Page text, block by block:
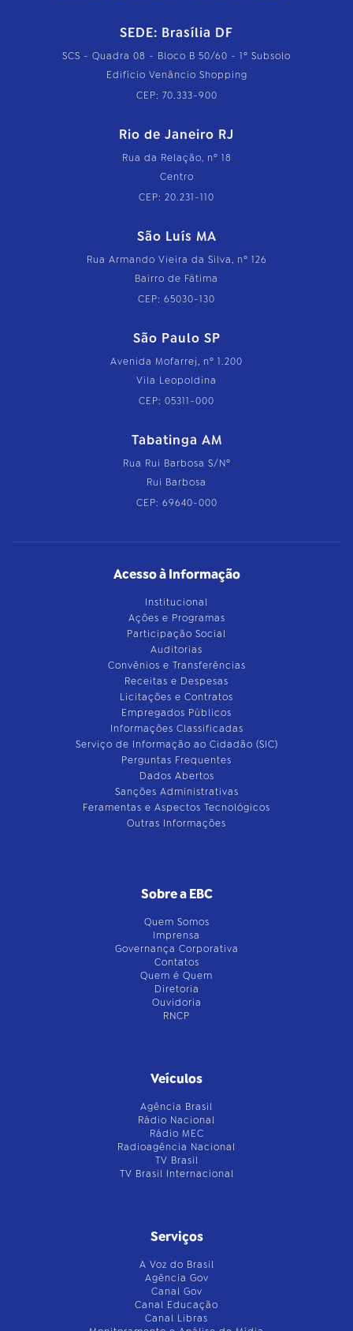
SEDE: Brasília DF
SCS - Quadra 08 - Bloco B 50/60 - 1º Subsolo
Edifício Venâncio Shopping
CEP: 70.333-900
Rio de Janeiro RJ
Rua da Relação, nº 18
Centro
CEP: 20.231-110
São Luís MA
Rua Armando Vieira da Silva, nº 126
Bairro de Fátima
CEP: 65030-130
São Paulo SP
Avenida Mofarrej, nº 1.200
Vila Leopoldina
CEP: 05311-000
Tabatinga AM
Rua Rui Barbosa S/Nº
Rui Barbosa
CEP: 69640-000
Acesso à Informação
Institucional
Ações e Programas
Participação Social
Auditorias
Convênios e Transferências
Receitas e Despesas
Licitações e Contratos
Empregados Públicos
Informações Classificadas
Serviço de Informação ao Cidadão (SIC)
Perguntas Frequentes
Dados Abertos
Sanções Administrativas
Feramentas e Aspectos Tecnológicos
Outras Informações
Sobre a EBC
Quem Somos
Imprensa
Governança Corporativa
Contatos
Quem é Quem
Diretoria
Ouvidoria
RNCP
Veículos
Agência Brasil
Rádio Nacional
Rádio MEC
Radioagência Nacional
TV Brasil
TV Brasil Internacional
Serviços
A Voz do Brasil
Agência Gov
Canal Gov
Canal Educação
Canal Libras